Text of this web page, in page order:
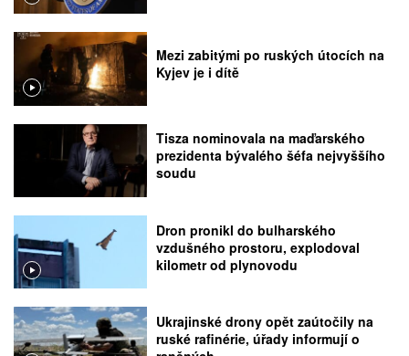
Mezi zabitými po ruských útocích na
Kyjev je i dítě
Tisza nominovala na maďarského
prezidenta bývalého šéfa nejvyššího
soudu
Dron pronikl do bulharského
vzdušného prostoru, explodoval
kilometr od plynovodu
Ukrajinské drony opět zaútočily na
ruské rafinérie, úřady informují o